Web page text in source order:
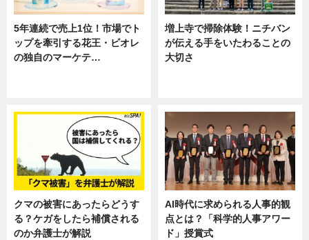
5年連続で売上1位！市場でト
ップを牽引する花王・ビオレ
の独自のマーケテ…
増上寺で掃除体験！ニチバン
が伝える手をいたわることの
大切さ
クマの被害にあったらどうす
る？ケガをしたら補償される
のか弁護士が解説
AI時代に求められる人事的観
点とは？「科学的人事アワー
ド」授賞式